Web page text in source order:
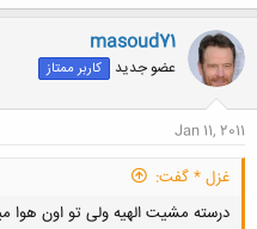
masoud71
عضو جدید کاربر ممتاز
Jan 11, 2011
غزل * گفت:
درسته مشیت الهیه ولی تو اون هوا